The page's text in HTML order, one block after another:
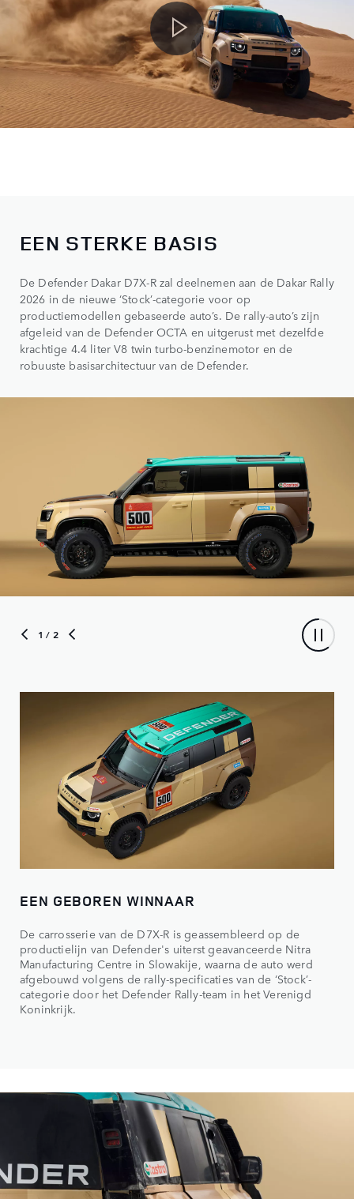
EEN STERKE BASIS
De Defender Dakar D7X-R zal deelnemen aan de Dakar Rally
2026 in de nieuwe ‘Stock’-categorie voor op
productiemodellen gebaseerde auto’s. De rally-auto’s zijn
afgeleid van de Defender OCTA en uitgerust met dezelfde
krachtige 4.4 liter V8 twin turbo-benzinemotor en de
robuuste basisarchitectuur van de Defender.
1 / 2
EEN GEBOREN WINNAAR
De carrosserie van de D7X-R is geassembleerd op de
productielijn van Defender's uiterst geavanceerde Nitra
Manufacturing Centre in Slowakije, waarna de auto werd
afgebouwd volgens de rally-specificaties van de ‘Stock’-
categorie door het Defender Rally-team in het Verenigd
Koninkrijk.